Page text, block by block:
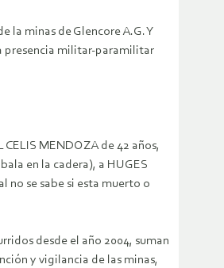
la minas de Glencore A.G. Y
presencia militar-paramilitar
MENDOZA de 42 años,
en la cadera), a HUGES
no se sabe si esta muerto o
desde el año 2004, suman
y vigilancia de las minas,